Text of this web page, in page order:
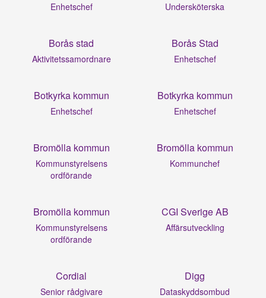
Enhetschef Undersköterska
Borås stad
Aktivitetssamordnare
Borås Stad
Enhetschef
Botkyrka kommun
Enhetschef
Botkyrka kommun
Enhetschef
Bromölla kommun
Kommunstyrelsens
ordförande
Bromölla kommun
Kommunchef
Bromölla kommun
Kommunstyrelsens
ordförande
CGI Sverige AB
Affärsutveckling
Cordial
Senior rådgivare
Digg
Dataskyddsombud